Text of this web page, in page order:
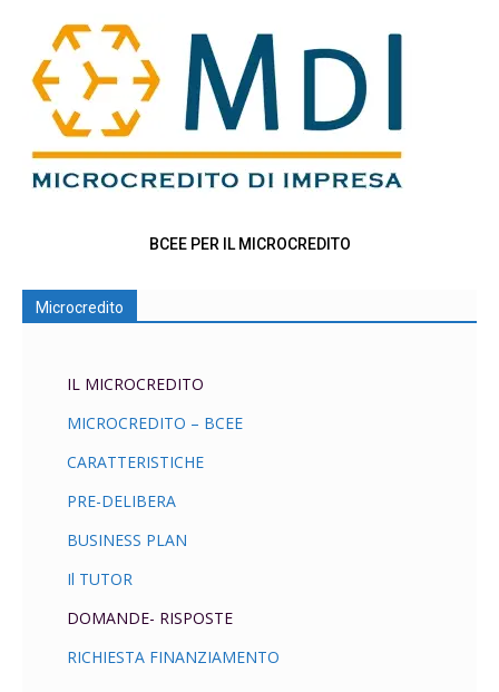
BCEE PER IL MICROCREDITO
Microcredito
IL MICROCREDITO
MICROCREDITO – BCEE
CARATTERISTICHE
PRE-DELIBERA
BUSINESS PLAN
Il TUTOR
DOMANDE- RISPOSTE
RICHIESTA FINANZIAMENTO